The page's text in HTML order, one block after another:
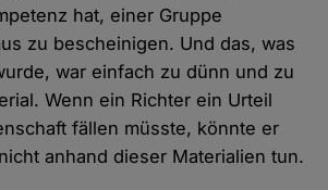
hat, einer Gruppe
zu bescheinigen. Und das, was
war einfach zu dünn und zu
Wenn ein Richter ein Urteil
fällen müsste, könnte er
anhand dieser Materialien tun.